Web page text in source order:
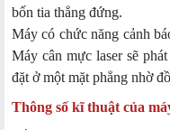
bốn tia thẳng đứng.
Máy có chức năng cảnh
Máy cân mực laser sẽ
đặt ở một mặt phẳng nhờ
Thông số kĩ thuật của